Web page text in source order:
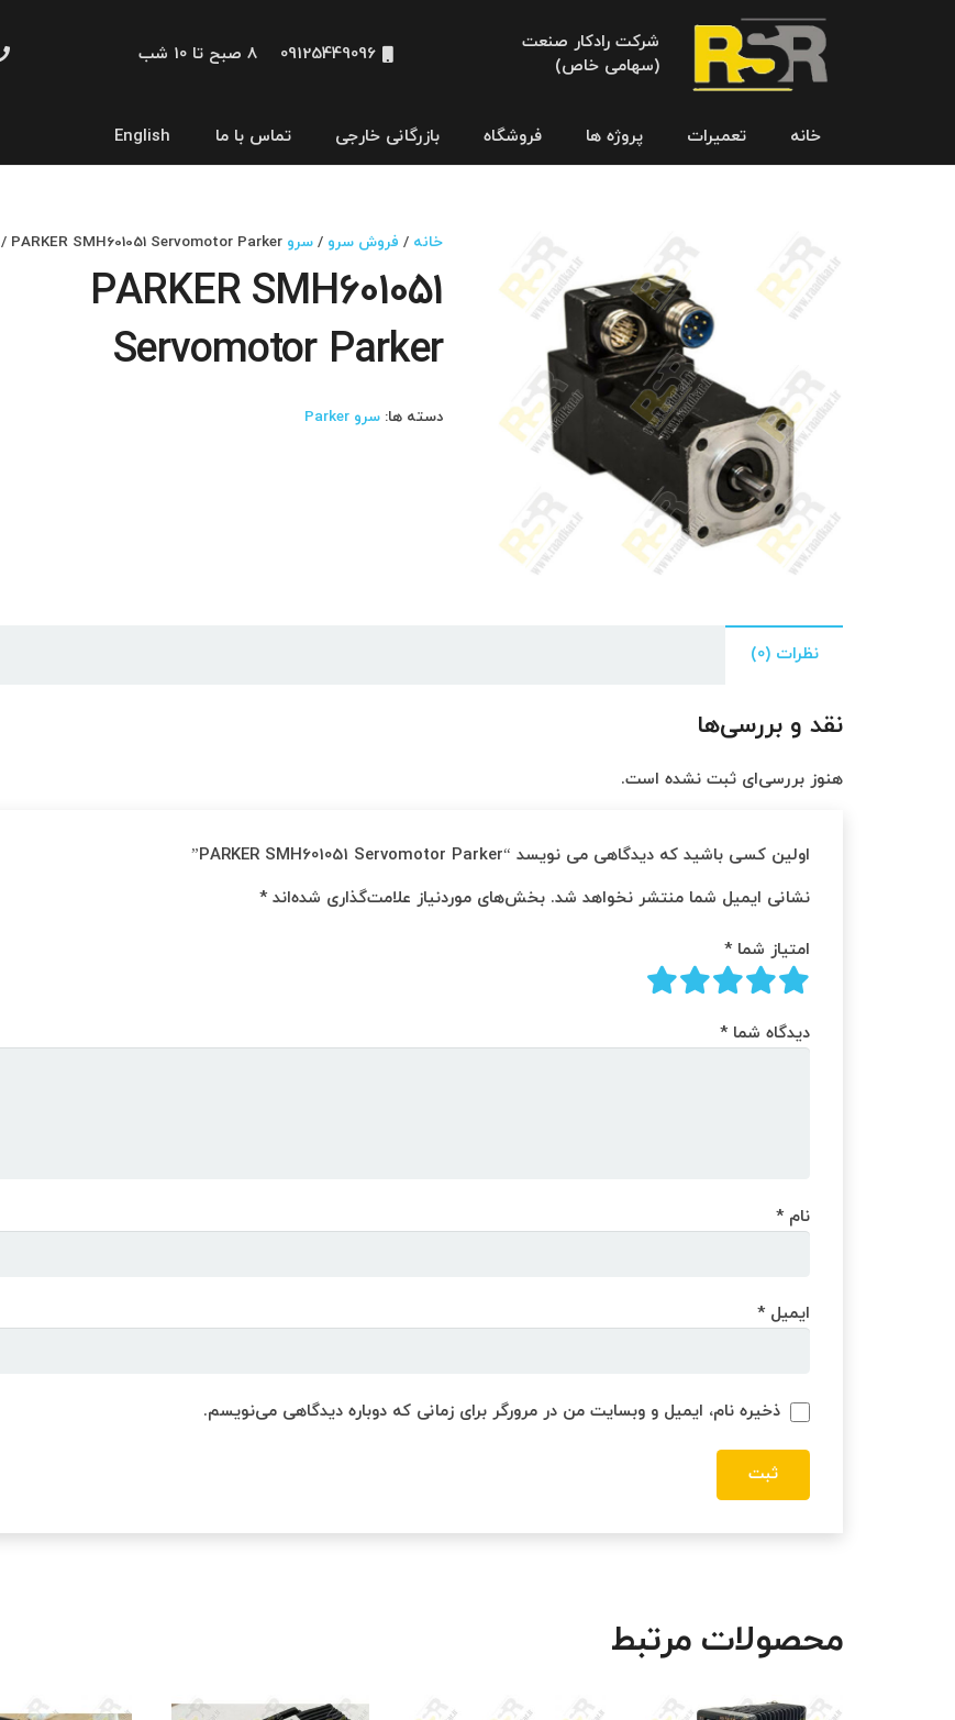
شرکت رادکار صنعت
(سهامی خاص)
09125449096 8 صبح تا 10 شب
خانه تعمیرات پروژه ها فروشگاه بازرگانی خارجی تماس با ما English
خانه / فروش سرو / سرو Parker / PARKER SMH601051 Servomotor Parker
PARKER SMH601051
Servomotor Parker
دسته ها: سرو Parker
نظرات (0)
نقد و بررسی‌ها
هنوز بررسی‌ای ثبت نشده است.
اولین کسی باشید که دیدگاهی می نویسد “PARKER SMH601051 Servomotor Parker”
نشانی ایمیل شما منتشر نخواهد شد. بخش‌های موردنیاز علامت‌گذاری شده‌اند *
امتیاز شما *
دیدگاه شما *
نام *
ایمیل *
ذخیره نام، ایمیل و وبسایت من در مرورگر برای زمانی که دوباره دیدگاهی می‌نویسم.
محصولات مرتبط